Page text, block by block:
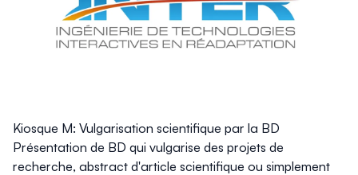
Kiosque M: Vulgarisation scientifique par la BD
Présentation de BD qui vulgarise des projets de
recherche, abstract d'article scientifique ou simplement